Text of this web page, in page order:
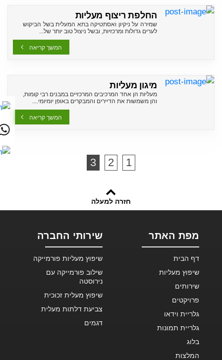
החלפת ריצוף מעליות
שמירה על ניקיון ואסתטיקה בתא המעלית בשל הביקוש
לערים גדולות ומרכזיות, ובשל ניצול טוב יותר של...
המשך קריאה
מיגון מעליות
מעליות הן אחד המרכיבים המרכזיים במבנים רבי קומות,
והן משמשות את הדיירים והמבקרים באופן יומיומי....
המשך קריאה
1
2
3
חזרה למעלה
מפת האתר
דף הבית
שיפוץ מעליות
שירותים
פרויקטים
גלריית וידאו
גלריית תמונות
בלוג
המלצות
שירותי החברה
שיפוץ מעליות פורמייקה
שילוב פורמייקה עם
נירוסטה
שיפוץ מעלית זכוכית
צביעת דלתות מעלית
דגמים